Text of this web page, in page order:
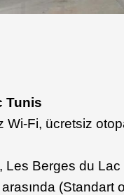
Tunis
Wi-Fi, ücretsiz
Les Berges du Lac
(Standart